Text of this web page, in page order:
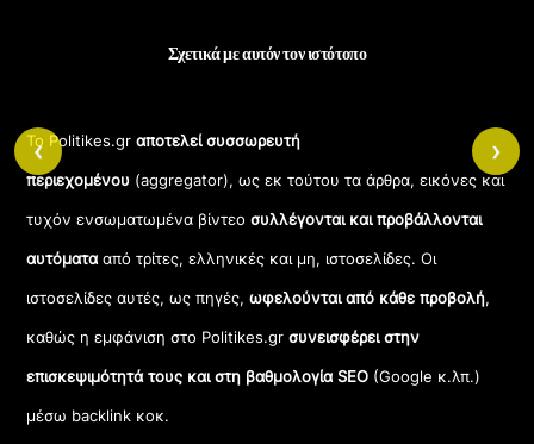
Σχετικά με αυτόν τον ιστότοπο
Το Politikes.grαποτελεί συσσωρευτή
περιεχομένου (aggregator), ως εκ τούτου τα άρθρα, εικόνες και
τυχόν ενσωματωμένα βίντεοσυλλέγονται και προβάλλονται
αυτόματααπό τρίτες, ελληνικές και μη, ιστοσελίδες. Οι
ιστοσελίδες αυτές, ως πηγές,ωφελούνται από κάθε προβολή,
καθώς η εμφάνιση στο Politikes.gr συνεισφέρει στην
επισκεψιμότητά τους και στη βαθμολογία SEO (Google κ.λπ.)
μέσω backlink κοκ.
‹ ›